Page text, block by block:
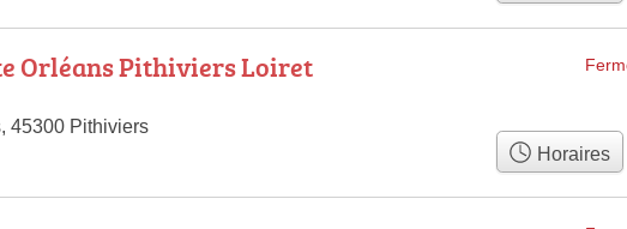
Orléans Pithiviers Loiret
45300 Pithiviers
Horaires